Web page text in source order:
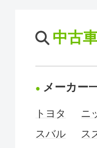
中古
メーカー
トヨタ ニ
スバル
ス